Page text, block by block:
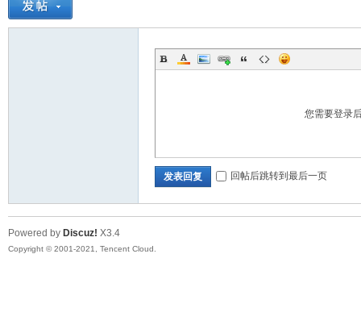
查
您需要登录
发表回复 回帖后跳转到最后一页
Powered by Discuz! X3.4
Copyright © 2001-2021, Tencent Cloud.